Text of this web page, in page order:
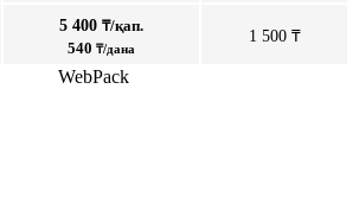
5 400 ₸/қап.
540 ₸/дана
1 500 ₸
WebPack